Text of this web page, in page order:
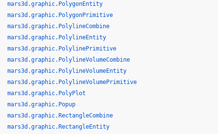
mars3d.graphic.PolygonEntity
mars3d.graphic.PolygonPrimitive
mars3d.graphic.PolylineCombine
mars3d.graphic.PolylineEntity
mars3d.graphic.PolylinePrimitive
mars3d.graphic.PolylineVolumeCombine
mars3d.graphic.PolylineVolumeEntity
mars3d.graphic.PolylineVolumePrimitive
mars3d.graphic.PolyPlot
mars3d.graphic.Popup
mars3d.graphic.RectangleCombine
mars3d.graphic.RectangleEntity